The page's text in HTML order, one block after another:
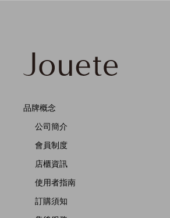
品牌概念
公司簡介
會員制度
店櫃資訊
使用者指南
訂購須知